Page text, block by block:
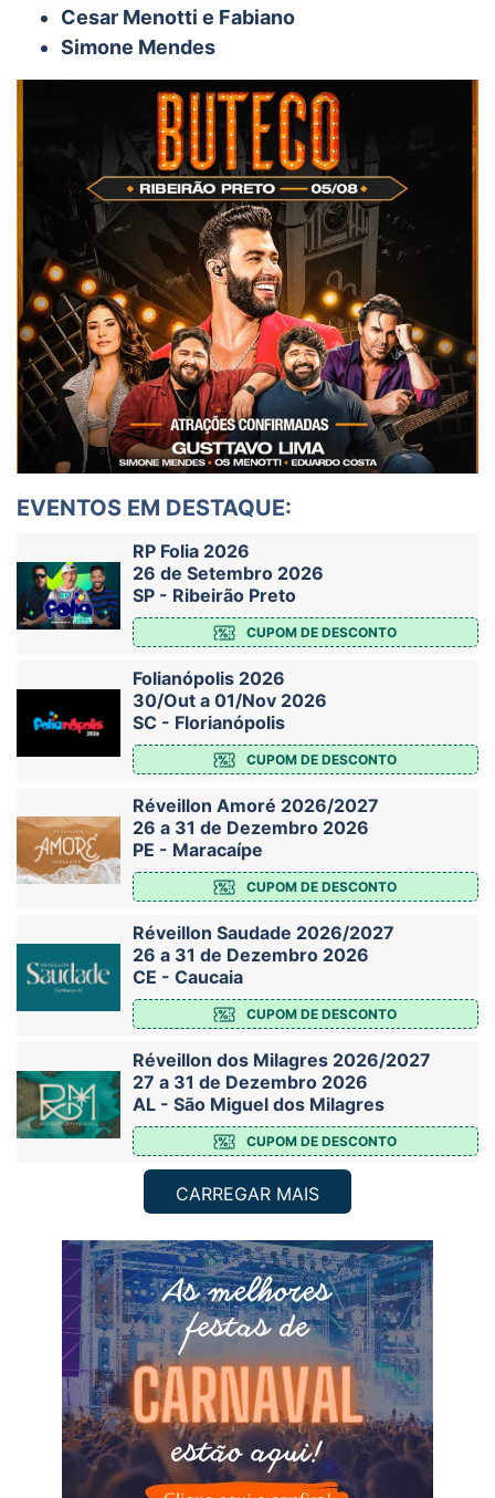
Cesar Menotti e Fabiano
Simone Mendes
EVENTOS EM DESTAQUE:
RP Folia 2026
26 de Setembro 2026
SP - Ribeirão Preto
CUPOM DE DESCONTO
Folianópolis 2026
30/Out a 01/Nov 2026
SC - Florianópolis
CUPOM DE DESCONTO
Réveillon Amoré 2026/2027
26 a 31 de Dezembro 2026
PE - Maracaípe
CUPOM DE DESCONTO
Réveillon Saudade 2026/2027
26 a 31 de Dezembro 2026
CE - Caucaia
CUPOM DE DESCONTO
Réveillon dos Milagres 2026/2027
27 a 31 de Dezembro 2026
AL - São Miguel dos Milagres
CUPOM DE DESCONTO
CARREGAR MAIS